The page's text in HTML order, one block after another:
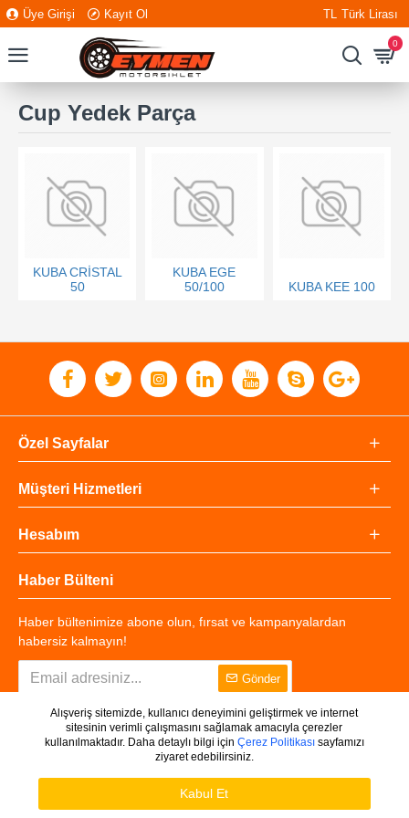
Üye Girişi Kayıt Ol TL Türk Lirası
0
Cup Yedek Parça
KUBA CRİSTAL
50
KUBA EGE
50/100
KUBA KEE 100
Özel Sayfalar
Müşteri Hizmetleri
Hesabım
Haber Bülteni
Haber bültenimize abone olun, fırsat ve kampanyalardan
habersiz kalmayın!
Gönder
Copyright © 2025 - Tüm Hakları Saklıdır.
Alışveriş sitemizde, kullanıcı deneyimini geliştirmek ve internet
sitesinin verimli çalışmasını sağlamak amacıyla çerezler
kullanılmaktadır. Daha detaylı bilgi için Çerez Politikasısayfamızı
ziyaret edebilirsiniz.
Kabul Et
Ürünleri Filtrele